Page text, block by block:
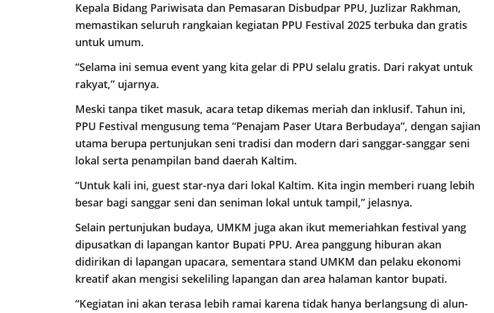
Kepala Bidang Pariwisata dan Pemasaran Disbudpar PPU, Juzlizar Rakhman,
memastikan seluruh rangkaian kegiatan PPU Festival 2025 terbuka dan gratis
untuk umum.
“Selama ini semua event yang kita gelar di PPU selalu gratis. Dari rakyat untuk
rakyat,” ujarnya.
Meski tanpa tiket masuk, acara tetap dikemas meriah dan inklusif. Tahun ini,
PPU Festival mengusung tema “Penajam Paser Utara Berbudaya”, dengan sajian
utama berupa pertunjukan seni tradisi dan modern dari sanggar-sanggar seni
lokal serta penampilan band daerah Kaltim.
“Untuk kali ini, guest star-nya dari lokal Kaltim. Kita ingin memberi ruang lebih
besar bagi sanggar seni dan seniman lokal untuk tampil,” jelasnya.
Selain pertunjukan budaya, UMKM juga akan ikut memeriahkan festival yang
dipusatkan di lapangan kantor Bupati PPU. Area panggung hiburan akan
didirikan di lapangan upacara, sementara stand UMKM dan pelaku ekonomi
kreatif akan mengisi sekeliling lapangan dan area halaman kantor bupati.
“Kegiatan ini akan terasa lebih ramai karena tidak hanya berlangsung di alun-